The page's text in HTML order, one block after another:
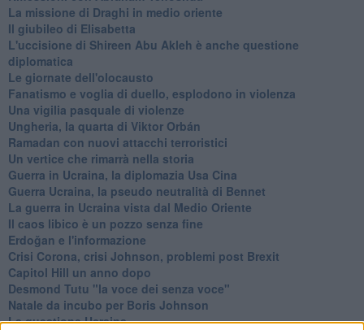
La missione di Draghi in medio oriente
Il giubileo di Elisabetta
L'uccisione di Shireen Abu Akleh è anche questione
diplomatica
Le giornate dell'olocausto
Fanatismo e voglia di duello, esplodono in violenza
Una vigilia pasquale di violenze
Ungheria, la quarta di Viktor Orbán
Ramadan con nuovi attacchi terroristici
Un vertice che rimarrà nella storia
Guerra in Ucraina, la diplomazia Usa Cina
Guerra Ucraina, la pseudo neutralità di Bennet
La guerra in Ucraina vista dal Medio Oriente
​Il caos libico è un pozzo senza fine
Erdoğan e l'informazione
Crisi Corona, crisi Johnson, problemi post Brexit
Capitol Hill un anno dopo
Desmond Tutu "la voce dei senza voce"
Natale da incubo per Boris Johnson
La questione Ucraina